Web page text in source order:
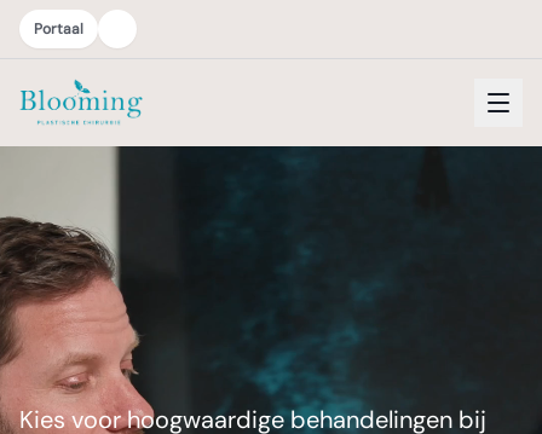
Portaal
Blooming Plastische Chirurgie — hoogwaardige
Kies voor hoogwaardige behandelingen bij